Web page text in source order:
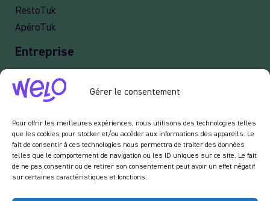
Gérer le consentement
Pour offrir les meilleures expériences, nous utilisons des technologies telles
que les cookies pour stocker et/ou accéder aux informations des appareils. Le
fait de consentir à ces technologies nous permettra de traiter des données
telles que le comportement de navigation ou les ID uniques sur ce site. Le fait
de ne pas consentir ou de retirer son consentement peut avoir un effet négatif
sur certaines caractéristiques et fonctions.
RestoTuk
ApéroTuk
Entreprise
Events
Services entreprises
Newsletter :